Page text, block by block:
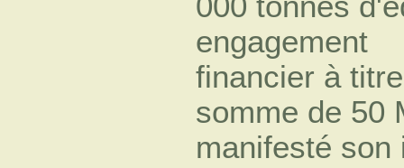
engagement
financier à
somme de 50
manifesté son